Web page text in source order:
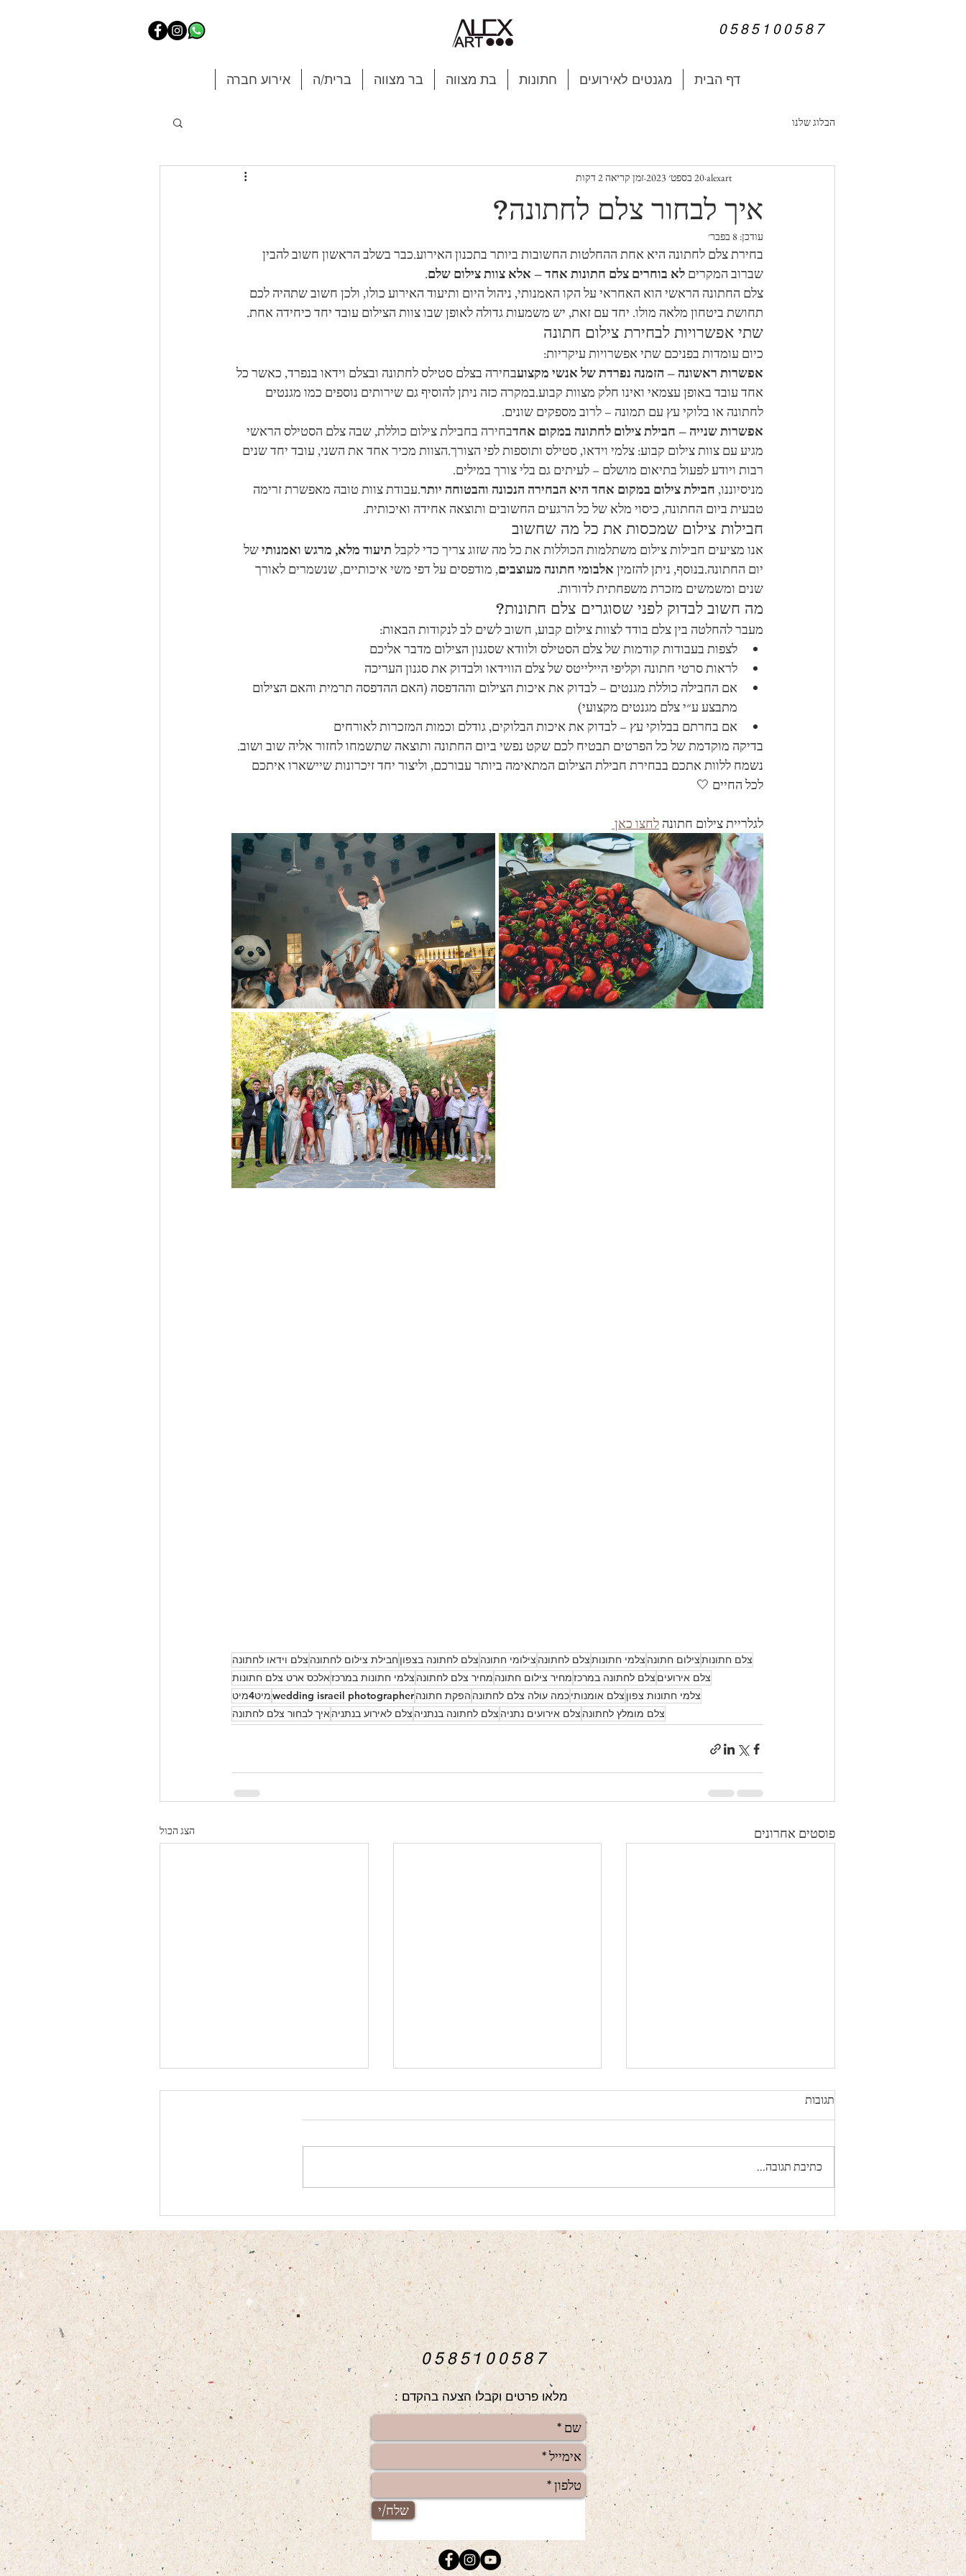
0585100587
דף הבית מגנטים לאירועים חתונות בת מצווה בר מצווה ברית/ה אירוע חברה
הבלוג שלנו
איך לבחור צלם לחתונה?
alexart20 בספט׳ 2023 זמן קריאה 2 דקות
עודכן: 8 בפבר׳
בחירת צלם לחתונה היא אחת ההחלטות החשובות ביותר בתכנון האירוע.כבר בשלב הראשון חשוב להבין
שברוב המקרים לא בוחרים צלם חתונות אחד – אלא צוות צילום שלם.
צלם החתונה הראשי הוא האחראי על הקו האמנותי, ניהול היום ותיעוד האירוע כולו, ולכן חשוב שתהיה לכם
תחושת ביטחון מלאה מולו. יחד עם זאת, יש משמעות גדולה לאופן שבו צוות הצילום עובד יחד כיחידה אחת.
שתי אפשרויות לבחירת צילום חתונה
כיום עומדות בפניכם שתי אפשרויות עיקריות:
אפשרות ראשונה – הזמנה נפרדת של אנשי מקצועבחירה בצלם סטילס לחתונה ובצלם וידאו בנפרד, כאשר כל
אחד עובד באופן עצמאי ואינו חלק מצוות קבוע.במקרה כזה ניתן להוסיף גם שירותים נוספים כמו מגנטים
לחתונה או בלוקי עץ עם תמונה – לרוב מספקים שונים.
אפשרות שנייה – חבילת צילום לחתונה במקום אחדבחירה בחבילת צילום כוללת, שבה צלם הסטילס הראשי
מגיע עם צוות צילום קבוע: צלמי וידאו, סטילס ותוספות לפי הצורך.הצוות מכיר אחד את השני, עובד יחד שנים
רבות ויודע לפעול בתיאום מושלם – לעיתים גם בלי צורך במילים.
מניסיוננו, חבילת צילום במקום אחד היא הבחירה הנכונה והבטוחה יותר.עבודת צוות טובה מאפשרת זרימה
טבעית ביום החתונה, כיסוי מלא של כל הרגעים החשובים ותוצאה אחידה ואיכותית.
חבילות צילום שמכסות את כל מה שחשוב
אנו מציעים חבילות צילום משתלמות הכוללות את כל מה שזוג צריך כדי לקבל תיעוד מלא, מרגש ואמנותי של
יום החתונה.בנוסף, ניתן להזמין אלבומי חתונה מעוצבים, מודפסים על דפי משי איכותיים, שנשמרים לאורך
שנים ומשמשים מזכרת משפחתית לדורות.
מה חשוב לבדוק לפני שסוגרים צלם חתונות?
מעבר להחלטה בין צלם בודד לצוות צילום קבוע, חשוב לשים לב לנקודות הבאות:
לצפות בעבודות קודמות של צלם הסטילס ולוודא שסגנון הצילום מדבר אליכם
לראות סרטי חתונה וקליפי היילייטס של צלם הווידאו ולבדוק את סגנון העריכה
אם החבילה כוללת מגנטים – לבדוק את איכות הצילום וההדפסה (האם ההדפסה תרמית והאם הצילום
מתבצע ע״י צלם מגנטים מקצועי)
אם בחרתם בבלוקי עץ – לבדוק את איכות הבלוקים, גודלם וכמות המזכרות לאורחים
בדיקה מוקדמת של כל הפרטים תבטיח לכם שקט נפשי ביום החתונה ותוצאה שתשמחו לחזור אליה שוב ושוב.
נשמח ללוות אתכם בבחירת חבילת הצילום המתאימה ביותר עבורכם, וליצור יחד זיכרונות שיישארו איתכם
לכל החיים 🤍
לגלריית צילום חתונה לחצו כאן
צלם חתונותצילום חתונה צלמי חתונותצלם לחתונה צילומי חתונה צלם לחתונה בצפון חבילת צילום לחתונה צלם וידאו לחתונה
צלם אירועים צלם לחתונה במרכזמחיר צילום חתונה מחיר צלם לחתונה צלמי חתונות במרכזאלכס ארט צלם חתונות
צלמי חתונות צפון צלם אומנותיכמה עולה צלם לחתונה הפקת חתונהwedding israeil photographerמיט4מיט
צלם מומלץ לחתונה צלם אירועים נתניה צלם לחתונה בנתניה צלם לאירוע בנתניהאיך לבחור צלם לחתונה
פוסטים אחרונים הצג הכול
תגובות
כתיבת תגובה...
0585100587
מלאו פרטים וקבלו הצעה בהקדם :
שלח/י